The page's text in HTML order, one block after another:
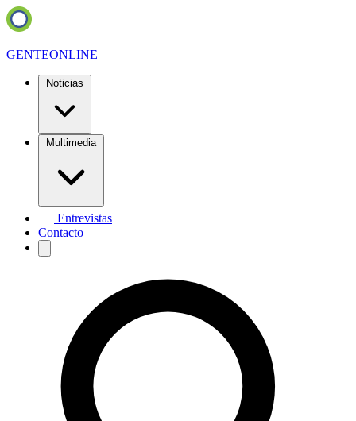
GENTEONLINE
Noticias
Multimedia
Entrevistas
Contacto